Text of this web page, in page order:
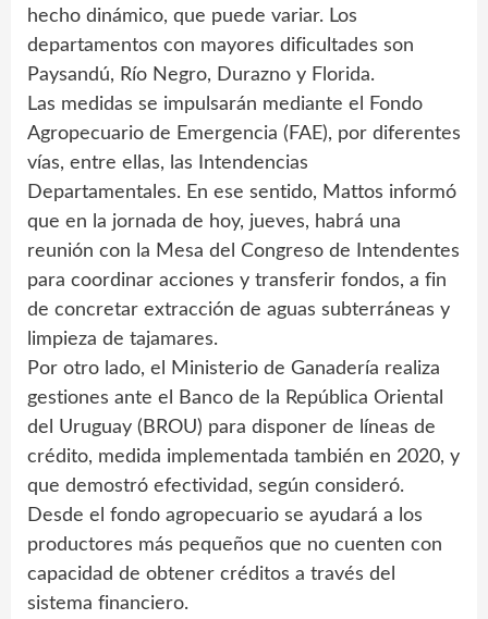
hecho dinámico, que puede variar. Los
departamentos con mayores dificultades son
Paysandú, Río Negro, Durazno y Florida.
Las medidas se impulsarán mediante el Fondo
Agropecuario de Emergencia (FAE), por diferentes
vías, entre ellas, las Intendencias
Departamentales. En ese sentido, Mattos informó
que en la jornada de hoy, jueves, habrá una
reunión con la Mesa del Congreso de Intendentes
para coordinar acciones y transferir fondos, a fin
de concretar extracción de aguas subterráneas y
limpieza de tajamares.
Por otro lado, el Ministerio de Ganadería realiza
gestiones ante el Banco de la República Oriental
del Uruguay (BROU) para disponer de líneas de
crédito, medida implementada también en 2020, y
que demostró efectividad, según consideró.
Desde el fondo agropecuario se ayudará a los
productores más pequeños que no cuenten con
capacidad de obtener créditos a través del
sistema financiero.